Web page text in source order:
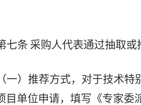
七条 采购人代表通过抽取或
一）推荐方式，对于技术特
目单位申请，填写《专家委